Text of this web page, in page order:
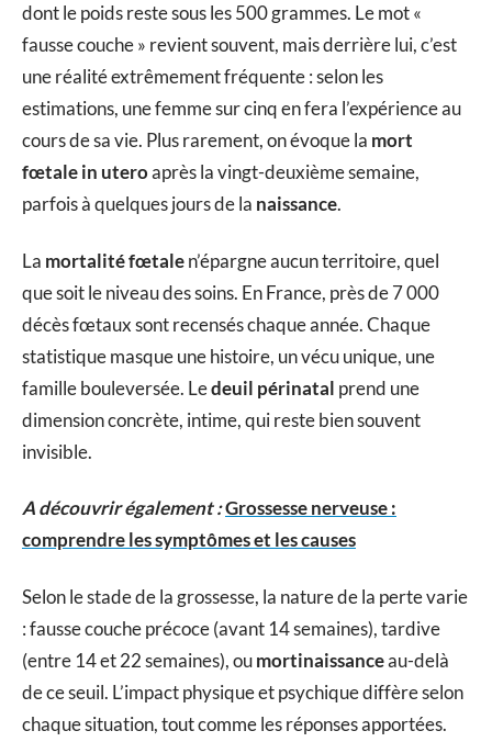
dont le poids reste sous les 500 grammes. Le mot «
fausse couche » revient souvent, mais derrière lui, c’est
une réalité extrêmement fréquente : selon les
estimations, une femme sur cinq en fera l’expérience au
cours de sa vie. Plus rarement, on évoque la mort
fœtale in uteroaprès la vingt-deuxième semaine,
parfois à quelques jours de la naissance.
La mortalité fœtalen’épargne aucun territoire, quel
que soit le niveau des soins. En France, près de 7 000
décès fœtaux sont recensés chaque année. Chaque
statistique masque une histoire, un vécu unique, une
famille bouleversée. Ledeuil périnatal prend une
dimension concrète, intime, qui reste bien souvent
invisible.
A découvrir également :Grossesse nerveuse :
comprendre les symptômes et les causes
Selon le stade de la grossesse, la nature de la perte varie
: fausse couche précoce (avant 14 semaines), tardive
(entre 14 et 22 semaines), oumortinaissanceau-delà
de ce seuil. L’impact physique et psychique diffère selon
chaque situation, tout comme les réponses apportées.